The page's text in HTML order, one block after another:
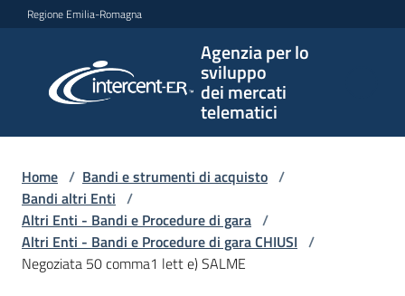
Vai al contenuto
Vai alla navigazione
Vai al footer
Regione Emilia-Romagna
Agenzia per lo
sviluppo
dei mercati
telematici
per lo
sviluppo
telematici
L'Agenzia
Home / Bandi e strumenti di acquisto /
Bandi altri Enti /
Altri Enti - Bandi e Procedure di gara /
Altri Enti - Bandi e Procedure di gara CHIUSI /
Negoziata 50 comma1 lett e) SALME